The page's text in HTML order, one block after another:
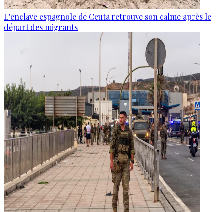
L'enclave espagnole de Ceuta retrouve son calme après le
départ des migrants